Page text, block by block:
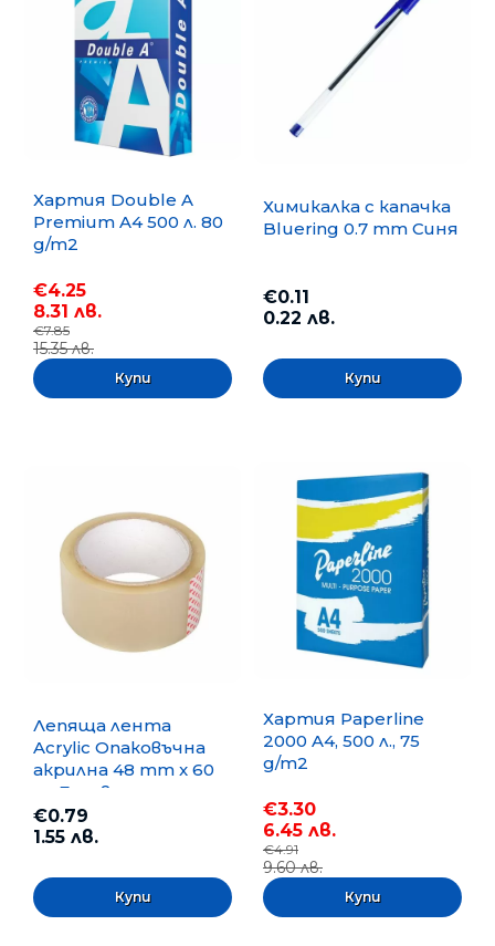
Хартия Double A
Premium A4 500 л. 80
g/m2
€4.25
8.31 лв.
€7.85
15.35 лв.
Химикалка с капачка
Bluering 0.7 mm Синя
€0.11
0.22 лв.
Лепяща лента
Acrylic Опаковъчна
акрилна 48 mm x 60
m, Безцветна
€0.79
1.55 лв.
Хартия Paperline
2000 A4, 500 л., 75
g/m2
€3.30
6.45 лв.
€4.91
9.60 лв.